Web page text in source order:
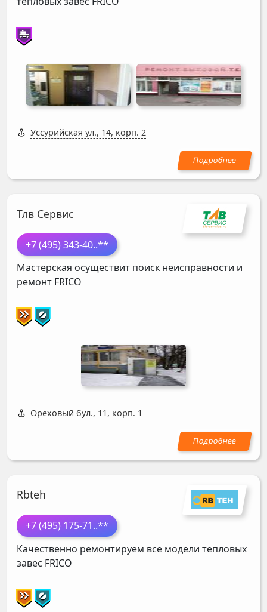
Уссурийская ул., 14, корп. 2
Тлв Сервис
+7 (495) 343-40..**
Мастерская осуществит поиск неисправности и
ремонт FRICO
Ореховый бул., 11, корп. 1
Rbteh
+7 (495) 175-71..**
Качественно ремонтируем все модели тепловых
завес FRICO